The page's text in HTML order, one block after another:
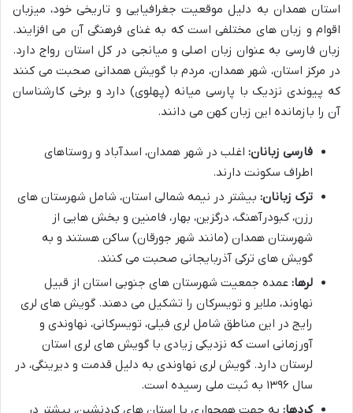
استان همدان به دلیل موقعیت جغرافیایی و تاریخی خود، میزبان
اقوام و زبان های مختلفی است که به غنای فرهنگی آن می افزایند.
زبان فارسی به عنوان زبان اصلی و میانجی در کل استان رواج دارد.
در مرکز استان، شهر همدان، مردم با گویش همدانی صحبت می کنند
که پیوندی نزدیک با پارسی میانه (پهلوی) دارد و برخی کارشناسان
آن را بازمانده این زبان کهن می دانند.
فارسی زبانان: اغلب در شهر همدان، اسدآباد و روستاهای
اطراف سکونت دارند.
ترک زبانان: بیشتر در نیمه شمالی استان، شامل شهرستان های
رزن، کبودرآهنگ، درگزین، بهار، فامنین و بخش هایی از
شهرستان همدان (مانند شهر جورقان) ساکن هستند و به
گویش های ترکی آذربایجانی صحبت می کنند.
لرها: عمده جمعیت شهرستان های جنوبی استان از قبیل
نهاوند، ملایر و تویسرکان را تشکیل می دهند. گویش های لری
رایج در این مناطق شامل لری فیلی، تویسرکانی، نهاوندی و
آورزمانی است که نزدیکی زیادی با گویش های لری استان
لرستان دارد. گویش لری نهاوندی به دلیل قدمت و دیرینگی، در
سال ۱۳۹۶ به ثبت ملی رسیده است.
کردها: به جهت همجواری با استان های کردنشین، بیشتر در